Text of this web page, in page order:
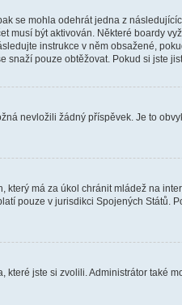
se mohla odehrát jedna z
musí být aktivován. Některé boardy
instrukce v něm obsažené,
snaží pouze obtěžovat. Pokud si jste
nevložili žádný příspěvek. Je to
má za úkol chránit mládež na
pouze v jurisdikci Spojených
jste si zvolili. Administrátor také